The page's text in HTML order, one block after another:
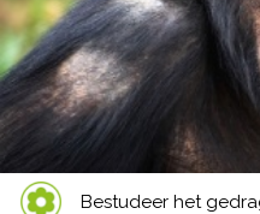
Bestudeer het